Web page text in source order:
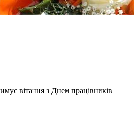
вітання з Днем працівників